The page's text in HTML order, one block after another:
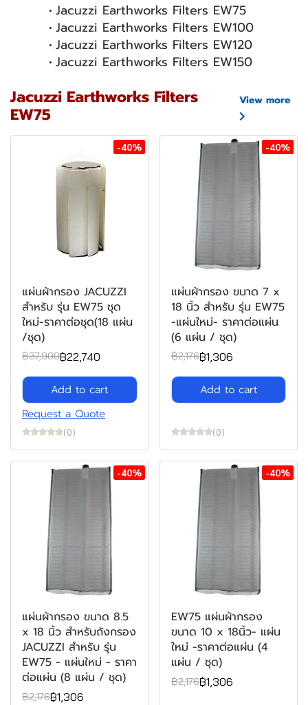
Jacuzzi Earthworks Filters EW75
Jacuzzi Earthworks Filters EW100
Jacuzzi Earthworks Filters EW120
Jacuzzi Earthworks Filters EW150
Jacuzzi Earthworks Filters
EW75
View more
-40%
แผ่นผ้ากรอง JACUZZI
สำหรับ รุ่น EW75 ชุด
ใหม่-ราคาต่อชุด(18 แผ่น
/ชุด)
฿37,900฿22,740
Add to cart
Request a Quote
(0)
-40%
แผ่นผ้ากรอง ขนาด 7 x
18 นิ้ว สำหรับ รุ่น EW75
-แผ่นใหม่- ราคาต่อแผ่น
(6 แผ่น / ชุด)
฿2,176฿1,306
Add to cart
(0)
-40%
แผ่นผ้ากรอง ขนาด 8.5
x 18 นิ้ว สำหรับถังกรอง
JACUZZI สำหรับ รุ่น
EW75 - แผ่นใหม่ - ราคา
ต่อแผ่น (8 แผ่น / ชุด)
฿2,176฿1,306
-40%
EW75 แผ่นผ้ากรอง
ขนาด 10 x 18นิ้ว- แผ่น
ใหม่ -ราคาต่อแผ่น (4
แผ่น / ชุด)
฿2,176฿1,306